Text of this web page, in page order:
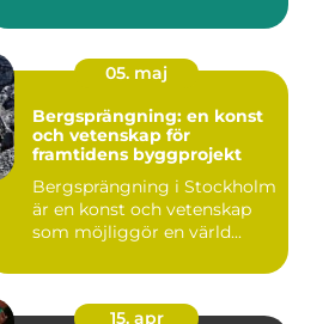
05. maj
Bergsprängning: en konst
och vetenskap för
framtidens byggprojekt
Bergsprängning i Stockholm
är en konst och vetenskap
som möjliggör en värld...
15. apr